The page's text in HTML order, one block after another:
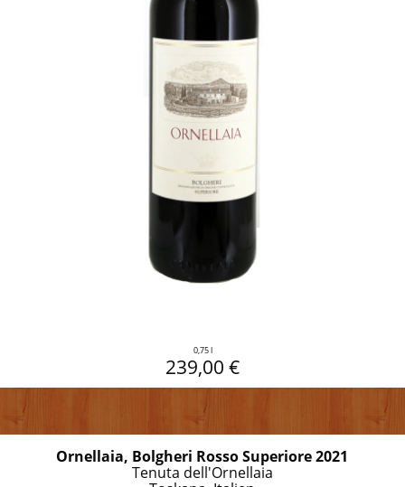
0,75 l
239,00 €
Ornellaia, Bolgheri Rosso Superiore 2021
Tenuta dell'Ornellaia